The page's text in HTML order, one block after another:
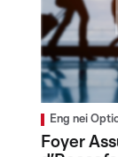
Eng nei
Foyer